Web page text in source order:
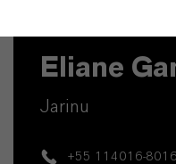
Eliane
Jarinu
+55 114016-8016